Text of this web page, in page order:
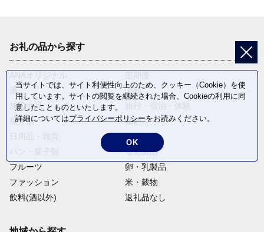
お礼の品から探す
酒
肉類
加工食品
魚介類
麺類
電化製品
フルーツ
卵・乳製品
ファッション
米・穀物
飲料(酒以外)
返礼品なし
当サイトでは、サイト利便性向上のため、クッキー（Cookie）を使
用しています。サイトの閲覧を継続された場合、Cookieの利用に同
意したことものといたします。
詳細についてはプライバシーポリシーをお読みください。
OK